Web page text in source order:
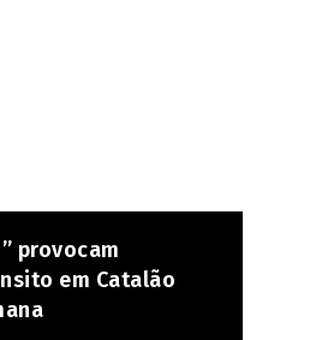
provocam
em Catalão